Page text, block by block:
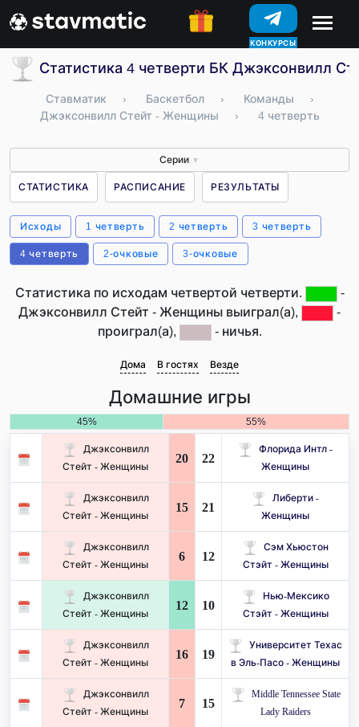
ПРОГНОЗЫ
КОНКУРСЫ
Статистика 4 четверти БК Джэксонвилл
Ставматик › Баскетбол › Команды
›
Джэксонвилл Стейт - Женщины
› 4 четверть
Серии ▼
СТАТИСТИКА РАСПИСАНИЕ РЕЗУЛЬТАТЫ
Исходы 1 четверть 2 четверть 3 четверть
4 четверть 2-очковые 3-очковые
Статистика по исходам четвертой четверти.
-
Джэксонвилл Стейт - Женщины выиграл(а),
-
проиграл(а),
- ничья.
Дома В гостях Везде
Домашние игры
45% 55%
Джэксонвилл
Стейт - Женщины
20 22
Флорида Интл -
Женщины
Джэксонвилл
Стейт - Женщины
15 21
Либерти -
Женщины
Джэксонвилл
Стейт - Женщины
6 12
Сэм Хьюстон
Стэйт - Женщины
Джэксонвилл
Стейт - Женщины
12 10
Нью-Мексико
Стэйт - Женщины
Джэксонвилл
Стейт - Женщины
16 19
Университет Техас
в Эль-Пасо - Женщины
Джэксонвилл
Стейт - Женщины
7 15
Middle Tennessee State
Lady Raiders